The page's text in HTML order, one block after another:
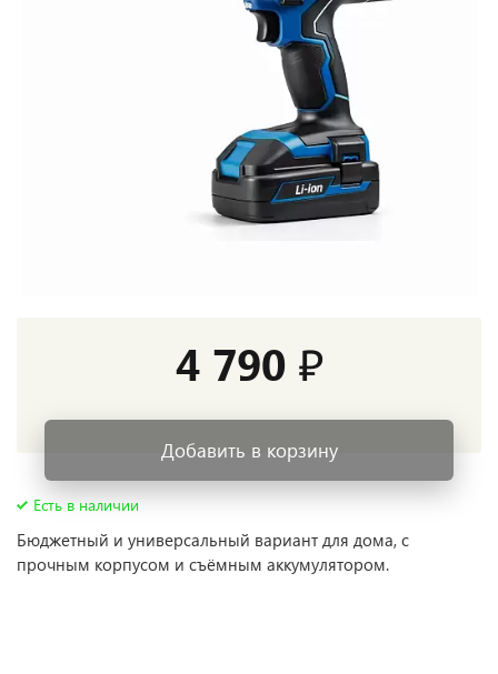
Есть в наличии
Бюджетный и универсальный вариант для дома, с
прочным корпусом и съёмным аккумулятором.
4 790 ₽
Добавить в корзину